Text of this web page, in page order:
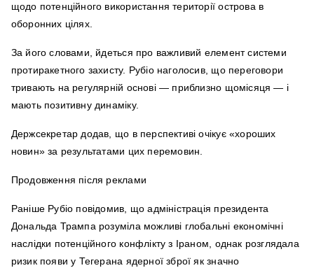
щодо потенційного використання території острова в
оборонних цілях.
За його словами, йдеться про важливий елемент системи
протиракетного захисту. Рубіо наголосив, що переговори
тривають на регулярній основі — приблизно щомісяця — і
мають позитивну динаміку.
Держсекретар додав, що в перспективі очікує «хороших
новин» за результатами цих перемовин.
Продовження після реклами
Раніше Рубіо повідомив, що адміністрація президента
Дональда Трампа розуміла можливі глобальні економічні
наслідки потенційного конфлікту з Іраном, однак розглядала
ризик появи у Тегерана ядерної зброї як значно